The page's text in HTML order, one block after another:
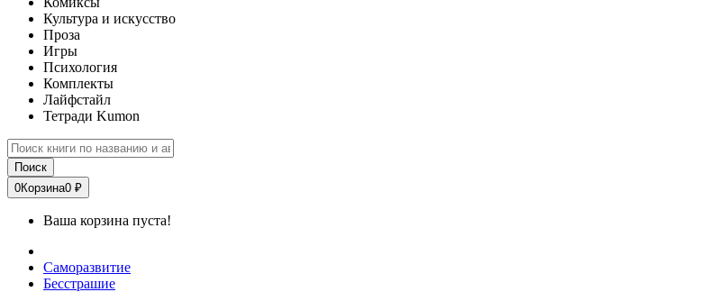
Культура и искусство
Проза
Игры
Психология
Комплекты
Лайфстайл
Тетради Kumon
Поиск
0Корзина0 ₽
Ваша корзина пуста!
Саморазвитие
Бесстрашие